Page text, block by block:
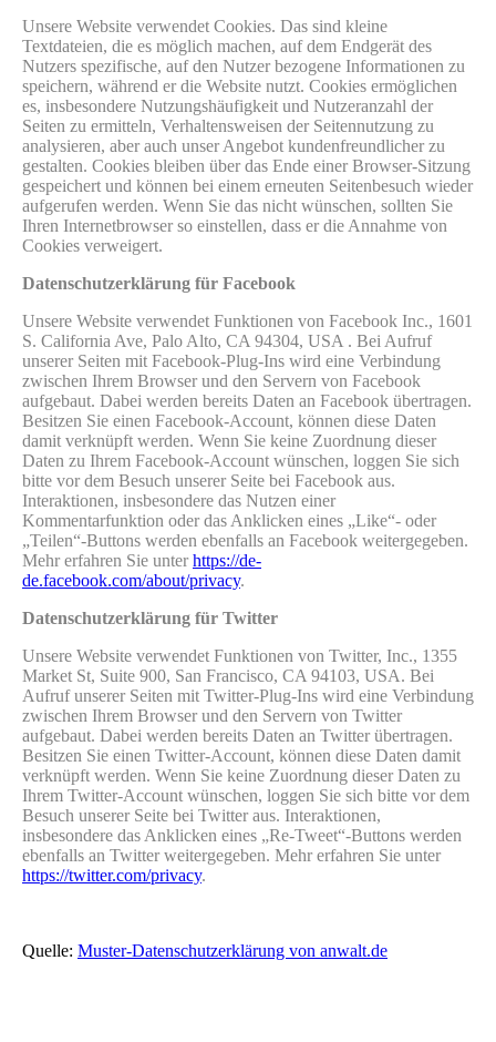
Unsere Website verwendet Cookies. Das sind kleine
Textdateien, die es möglich machen, auf dem Endgerät des
Nutzers spezifische, auf den Nutzer bezogene Informationen zu
speichern, während er die Website nutzt. Cookies ermöglichen
es, insbesondere Nutzungshäufigkeit und Nutzeranzahl der
Seiten zu ermitteln, Verhaltensweisen der Seitennutzung zu
analysieren, aber auch unser Angebot kundenfreundlicher zu
gestalten. Cookies bleiben über das Ende einer Browser-Sitzung
gespeichert und können bei einem erneuten Seitenbesuch wieder
aufgerufen werden. Wenn Sie das nicht wünschen, sollten Sie
Ihren Internetbrowser so einstellen, dass er die Annahme von
Cookies verweigert.
Datenschutzerklärung für Facebook
Unsere Website verwendet Funktionen von Facebook Inc., 1601
S. California Ave, Palo Alto, CA 94304, USA . Bei Aufruf
unserer Seiten mit Facebook-Plug-Ins wird eine Verbindung
zwischen Ihrem Browser und den Servern von Facebook
aufgebaut. Dabei werden bereits Daten an Facebook übertragen.
Besitzen Sie einen Facebook-Account, können diese Daten
damit verknüpft werden. Wenn Sie keine Zuordnung dieser
Daten zu Ihrem Facebook-Account wünschen, loggen Sie sich
bitte vor dem Besuch unserer Seite bei Facebook aus.
Interaktionen, insbesondere das Nutzen einer
Kommentarfunktion oder das Anklicken eines „Like“- oder
„Teilen“-Buttons werden ebenfalls an Facebook weitergegeben.
Mehr erfahren Sie unter https://de-
de.facebook.com/about/privacy.
Datenschutzerklärung für Twitter
Unsere Website verwendet Funktionen von Twitter, Inc., 1355
Market St, Suite 900, San Francisco, CA 94103, USA. Bei
Aufruf unserer Seiten mit Twitter-Plug-Ins wird eine Verbindung
zwischen Ihrem Browser und den Servern von Twitter
aufgebaut. Dabei werden bereits Daten an Twitter übertragen.
Besitzen Sie einen Twitter-Account, können diese Daten damit
verknüpft werden. Wenn Sie keine Zuordnung dieser Daten zu
Ihrem Twitter-Account wünschen, loggen Sie sich bitte vor dem
Besuch unserer Seite bei Twitter aus. Interaktionen,
insbesondere das Anklicken eines „Re-Tweet“-Buttons werden
ebenfalls an Twitter weitergegeben. Mehr erfahren Sie unter
https://twitter.com/privacy.
Quelle: Muster-Datenschutzerklärung von anwalt.de